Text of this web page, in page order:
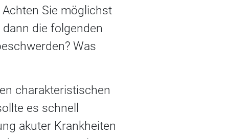
Sie möglichst
die folgenden
Was
charakteristischen
es schnell
akuter Krankheiten